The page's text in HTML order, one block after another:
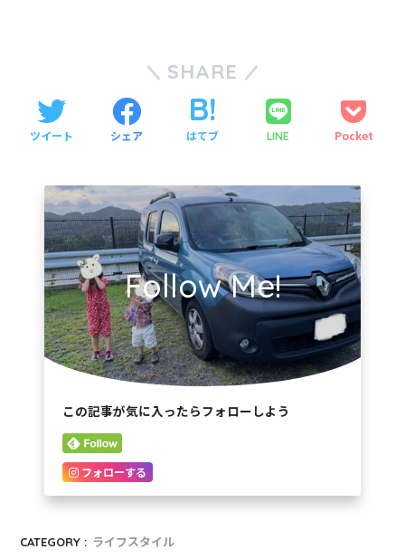
SHARE
ツイート シェア はてブ LINE Pocket
Follow Me!
この記事が気に入ったらフォローしよう
フォローする
CATEGORY : ライフスタイル